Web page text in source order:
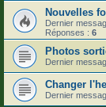
Nouvelles
Dernier
Réponses : 6
Photos
Dernier
Changer
Dernier